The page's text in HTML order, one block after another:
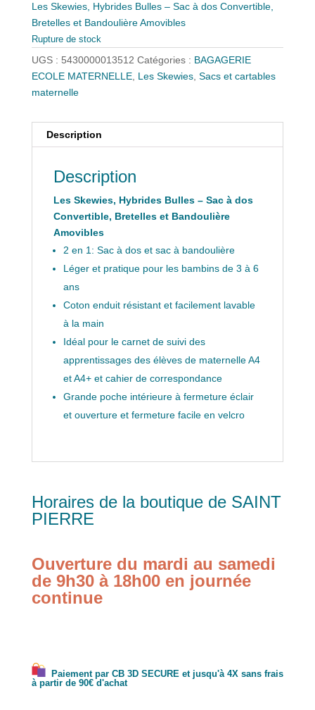
Les Skewies, Hybrides Bulles – Sac à dos Convertible,
Bretelles et Bandoulière Amovibles
Rupture de stock
UGS : 5430000013512 Catégories : BAGAGERIE
ECOLE MATERNELLE, Les Skewies, Sacs et cartables
maternelle
Description
Description
Les Skewies, Hybrides Bulles – Sac à dos
Convertible, Bretelles et Bandoulière
Amovibles
2 en 1: Sac à dos et sac à bandoulière
Léger et pratique pour les bambins de 3 à 6
ans
Coton enduit résistant et facilement lavable
à la main
Idéal pour le carnet de suivi des
apprentissages des élèves de maternelle A4
et A4+ et cahier de correspondance
Grande poche intérieure à fermeture éclair
et ouverture et fermeture facile en velcro
Horaires de la boutique de SAINT
PIERRE
Ouverture du mardi au samedi
de 9h30 à 18h00 en journée
continue
Paiement par CB 3D SECURE et jusqu'à 4X sans frais
à partir de 90€ d'achat